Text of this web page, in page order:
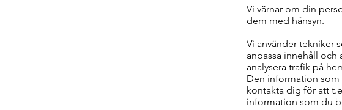
Vi värnar om din
dem med hänsyn.
Vi använder tekniker
anpassa innehåll
analysera trafik på
Den information som
kontakta dig för att
information som du